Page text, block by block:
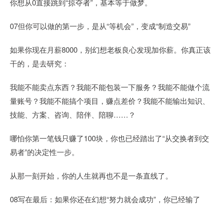
你想从0直接跳到“掠夺者”，基本等于做梦。
07但你可以做的第一步，是从“等机会”，变成“制造交易”
如果你现在月薪8000，别幻想老板良心发现加你薪。你真正该
干的，是去研究：
我能不能卖点东西？我能不能包装一下服务？我能不能做个流
量账号？我能不能搞个项目，赚点差价？我能不能输出知识、
技能、方案、咨询、陪伴、陪聊……？
哪怕你第一笔钱只赚了100块，你也已经踏出了“从交换者到交
易者”的决定性一步。
从那一刻开始，你的人生就再也不是一条直线了。
08写在最后：如果你还在幻想“努力就会成功”，你已经输了